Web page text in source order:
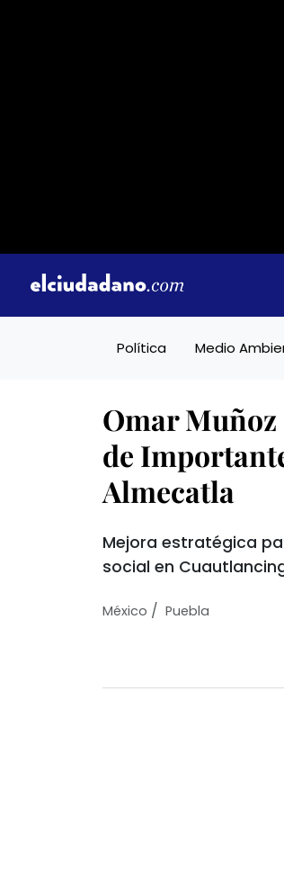
Política Medio
Omar
de
Almecatla
Mejora estratégica
social en
México / Puebla